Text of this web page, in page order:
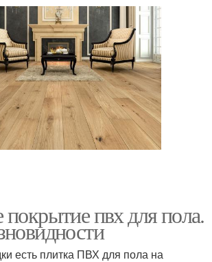
пвх для пола.
есть плитка ПВХ для пола на